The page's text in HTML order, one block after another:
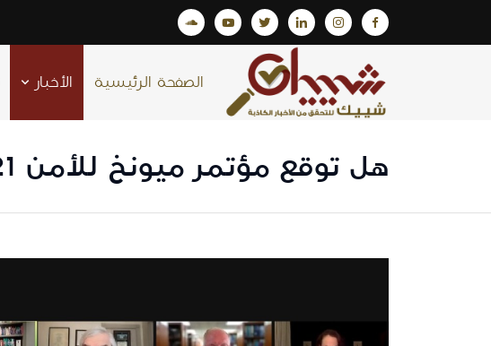
الصفحة الرئيسية الأخبار
هل توقع مؤتمر ميونخ للأمن 2021 ظهور جدري القردة؟